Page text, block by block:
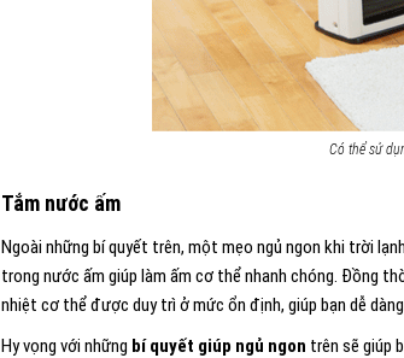
Có thể sử
Tắm nước ấm
Ngoài những bí quyết trên, một mẹo ngủ ngon khi trời
trong nước ấm giúp làm ấm cơ thể nhanh chóng. Đồng
nhiệt cơ thể được duy trì ở mức ổn định, giúp bạn dễ
Hy vọng với những bí quyết giúp ngủ ngon trên sẽ giúp